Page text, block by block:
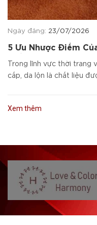
Ngày đăng: 23/07/2026
5 Ưu Nhược Điểm
Phẩm Da Cao Cấp
Trong lĩnh vực thời trang
cấp, da lộn là chất liệu
Xem thêm